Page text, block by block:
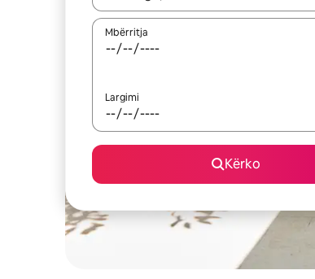
Mbërritja
Largimi
Kërko